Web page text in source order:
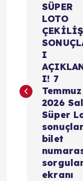
g
SÜPER
LOTO
ÇEKİLİŞ
I
I! 7
Temmuz
2026
Süper
bilet
ekranı